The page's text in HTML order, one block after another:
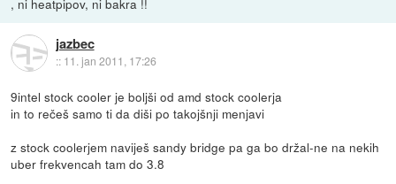
, ni heatpipov, ni bakra !!
jazbec
:: 11. jan 2011, 17:26
9intel stock cooler je boljši od amd stock coolerja
in to rečeš samo ti da diši po takojšnji menjavi
z stock coolerjem naviješ sandy bridge pa ga bo držal-ne na nekih
uber frekvencah tam do 3.8